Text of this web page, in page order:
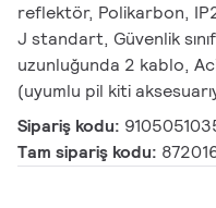
reflektör, Polikarbon,
J standart, Güvenlik
uzunluğunda 2 kablo,
(uyumlu pil kiti
Sipariş kodu:
Tam sipariş kodu: